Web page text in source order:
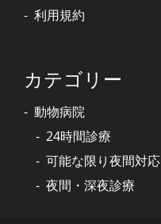
利用規約
カテゴリー
動物病院
24時間診療
可能な限り夜間対応
夜間・深夜診療